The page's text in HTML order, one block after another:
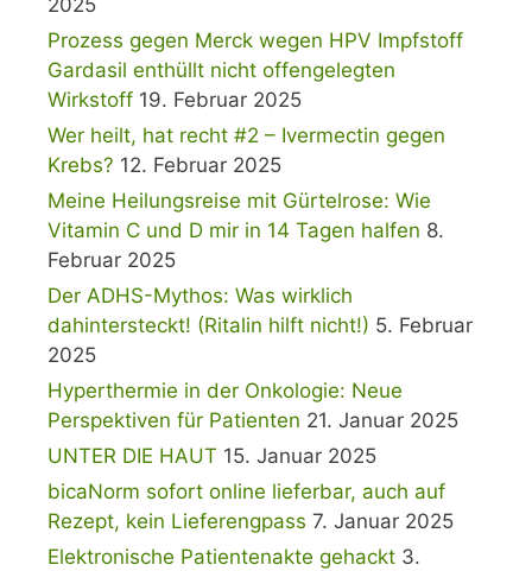
2025
Prozess gegen Merck wegen HPV Impfstoff
Gardasil enthüllt nicht offengelegten
Wirkstoff 19. Februar 2025
Wer heilt, hat recht #2 – Ivermectin gegen
Krebs? 12. Februar 2025
Meine Heilungsreise mit Gürtelrose: Wie
Vitamin C und D mir in 14 Tagen halfen 8.
Februar 2025
Der ADHS-Mythos: Was wirklich
dahintersteckt! (Ritalin hilft nicht!) 5. Februar
2025
Hyperthermie in der Onkologie: Neue
Perspektiven für Patienten 21. Januar 2025
UNTER DIE HAUT 15. Januar 2025
bicaNorm sofort online lieferbar, auch auf
Rezept, kein Lieferengpass 7. Januar 2025
Elektronische Patientenakte gehackt 3.